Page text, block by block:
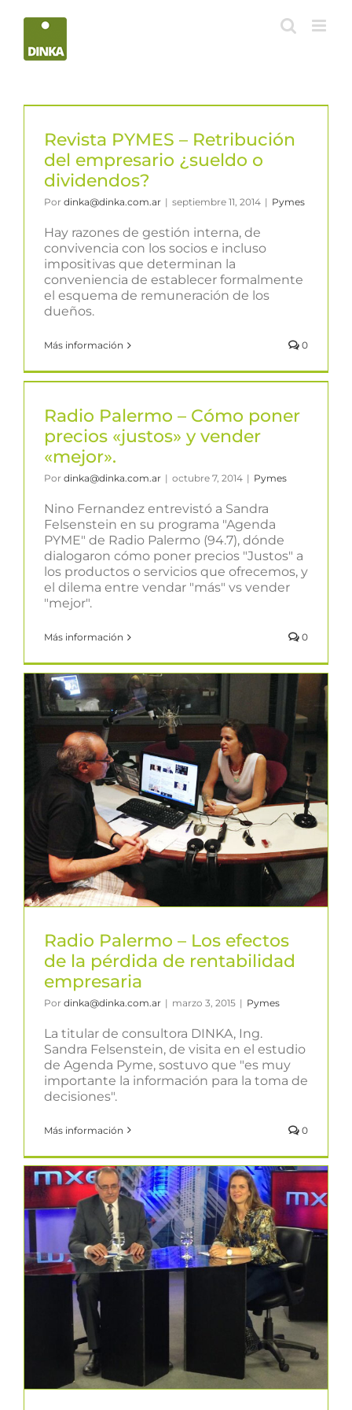
Revista PYMES – Retribución
del empresario ¿sueldo o
dividendos?
Por dinka@dinka.com.ar | septiembre 11, 2014 | Pymes
Hay razones de gestión interna, de
convivencia con los socios e incluso
impositivas que determinan la
conveniencia de establecer formalmente
el esquema de remuneración de los
dueños.
Más información 0
Radio Palermo – Cómo poner
precios «justos» y vender
«mejor».
Por dinka@dinka.com.ar | octubre 7, 2014 | Pymes
Nino Fernandez entrevistó a Sandra
Felsenstein en su programa "Agenda
PYME" de Radio Palermo (94.7), dónde
dialogaron cómo poner precios "Justos" a
los productos o servicios que ofrecemos, y
el dilema entre vendar "más" vs vender
"mejor".
Más información 0
Radio Palermo – Los efectos
de la pérdida de rentabilidad
empresaria
Por dinka@dinka.com.ar | marzo 3, 2015 | Pymes
La titular de consultora DINKA, Ing.
Sandra Felsenstein, de visita en el estudio
de Agenda Pyme, sostuvo que "es muy
importante la información para la toma de
decisiones".
Más información 0